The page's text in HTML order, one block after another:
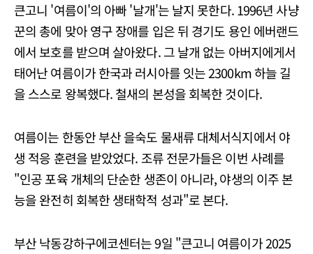
큰고니 '여름이'의 아빠 '날개'는 날지 못한다. 1996년 사냥
꾼의 총에 맞아 영구 장애를 입은 뒤 경기도 용인 에버랜드
에서 보호를 받으며 살아왔다. 그 날개 없는 아버지에게서
태어난 여름이가 한국과 러시아를 잇는 2300km 하늘 길
을 스스로 왕복했다. 철새의 본성을 회복한 것이다.
여름이는 한동안 부산 을숙도 물새류 대체서식지에서 야
생 적응 훈련을 받았었다. 조류 전문가들은 이번 사례를
"인공 포육 개체의 단순한 생존이 아니라, 야생의 이주 본
능을 완전히 회복한 생태학적 성과"로 본다.
부산 낙동강하구에코센터는 9일 "큰고니 여름이가 2025